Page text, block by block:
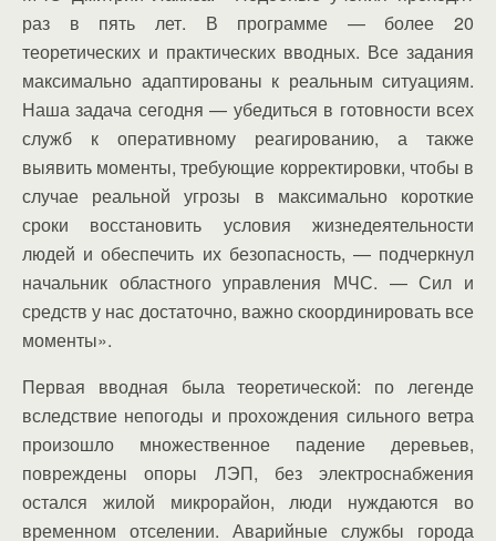
раз в пять лет. В программе — более 20
теоретических и практических вводных. Все задания
максимально адаптированы к реальным ситуациям.
Наша задача сегодня — убедиться в готовности всех
служб к оперативному реагированию, а также
выявить моменты, требующие корректировки, чтобы в
случае реальной угрозы в максимально короткие
сроки восстановить условия жизнедеятельности
людей и обеспечить их безопасность, — подчеркнул
начальник областного управления МЧС. — Сил и
средств у нас достаточно, важно скоординировать все
моменты».
Первая вводная была теоретической: по легенде
вследствие непогоды и прохождения сильного ветра
произошло множественное падение деревьев,
повреждены опоры ЛЭП, без электроснабжения
остался жилой микрорайон, люди нуждаются во
временном отселении. Аварийные службы города